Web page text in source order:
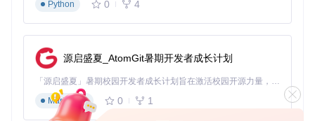
码。同时，支持账号的添加、删除、重命名等管理操作。
操作流程： 🔧 1. 在WaveTools主界面点击“账号切换”选项，进
入账号管理页面。 🔧 2. 点击“添加账号”按钮，输入账号名称
和相关信息，完成账号添加。 🔧 3. 在账号列表中选择需要登
录的账号，点击“登录账号”按钮，即可快速切换到该账号。 🔧
Python
0 4
源启盛夏_AtomGit暑期开发者成长计划
「源启盛夏」暑期校园开发者成长计划旨在激活校园开源力量，通过积分激励、认证扶持、资源倾斜等形式，引导高校组织和开发者完成「入驻 — 建项目 — 做贡献 — 获认证 — 得资源」的完整闭环。无论你是想带领社团入驻平台的组织者，还是希望用代码贡献证明自己的开发者，都能在这里找到属于你的成长路径。
Markdown
0 1